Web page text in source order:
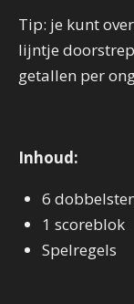
Tip: je kunt
lijntje
getallen per
Inhoud:
6
1 scoreblok
Spelregels